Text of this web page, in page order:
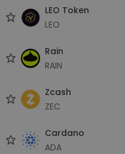
LEO Token
LEO
Rain
RAIN
Zcash
ZEC
Cardano
ADA